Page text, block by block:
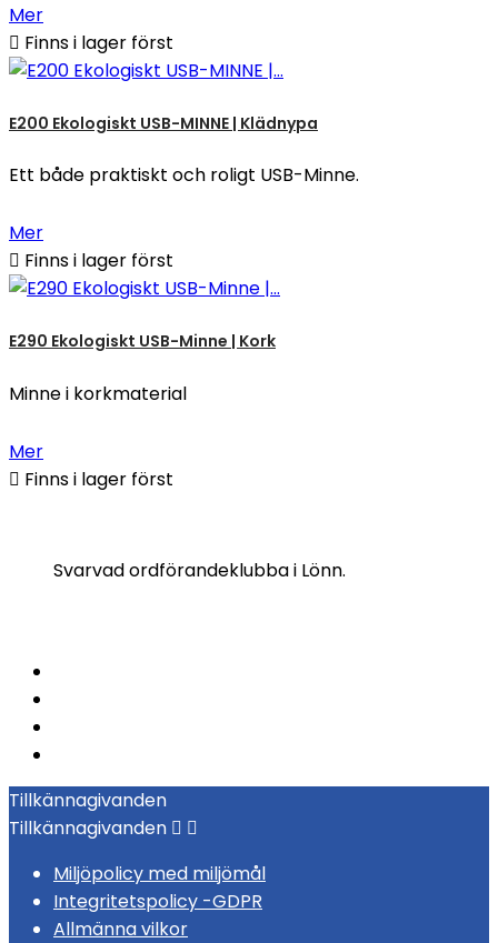
Mer
 Finns i lager först
E200 Ekologiskt USB-MINNE | Klädnypa
Ett både praktiskt och roligt USB-Minne.
Mer
 Finns i lager först
E290 Ekologiskt USB-Minne | Kork
Minne i korkmaterial
Mer
 Finns i lager först
Svarvad ordförandeklubba i Lönn.
Tillkännagivanden
Tillkännagivanden  
Miljöpolicy med miljömål
Integritetspolicy -GDPR
Allmänna vilkor